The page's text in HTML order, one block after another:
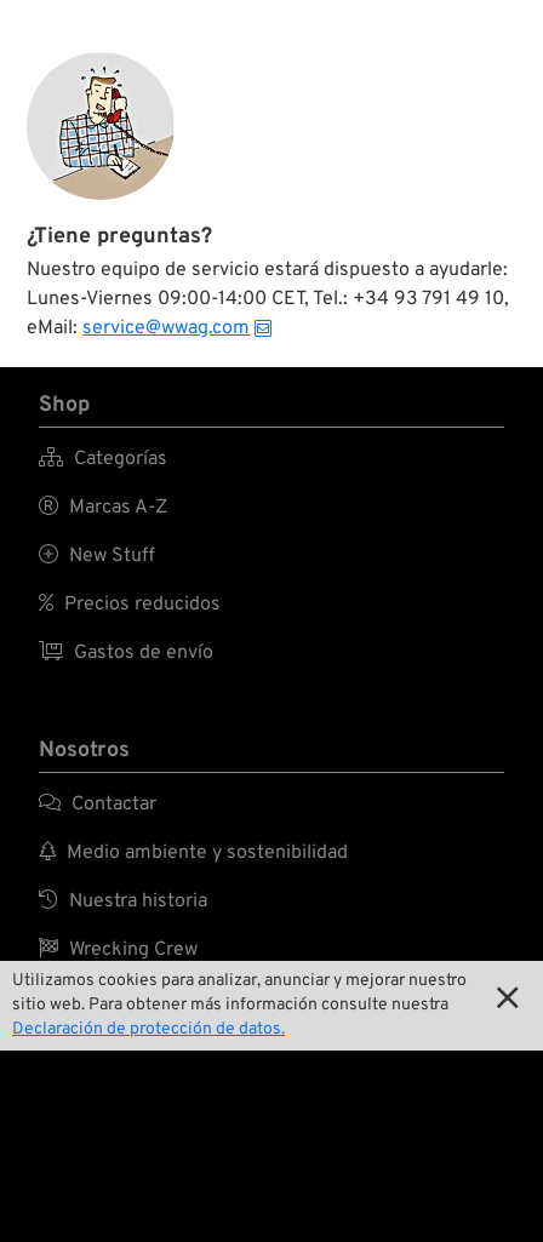
Utilizamos cookies para analizar, anunciar y mejorar nuestro
sitio web. Para obtener más información consulte nuestra
Declaración de protección de datos.

¿Tiene preguntas?
Nuestro equipo de servicio estará dispuesto a ayudarle:
Lunes-Viernes 09:00-14:00 CET, Tel.: +34 93 791 49 10,
eMail: service@wwag.com
Shop
 Categorías
 Marcas A-Z
 New Stuff
 Precios reducidos
 Gastos de envío
Nosotros
 Contactar
 Medio ambiente y sostenibilidad
 Nuestra historia
 Wrecking Crew
Pan-O-Rama